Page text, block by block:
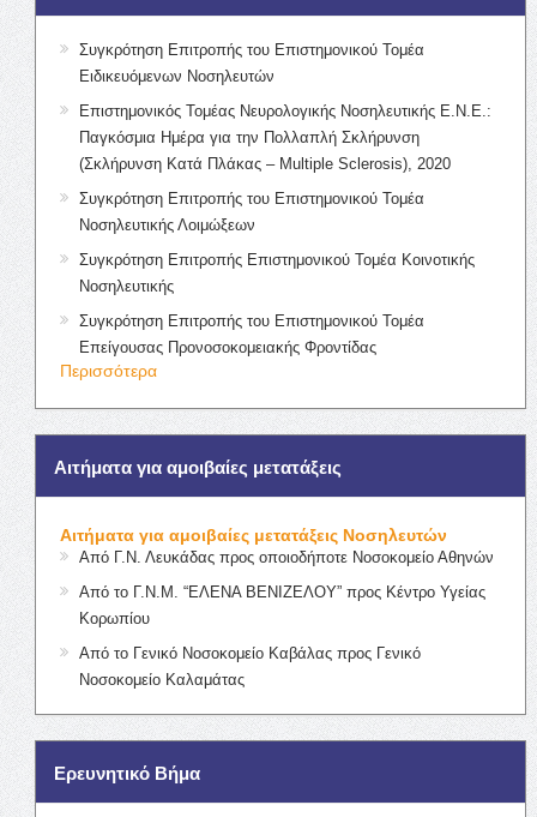
Συγκρότηση Επιτροπής του Επιστημονικού Τομέα
Ειδικευόμενων Νοσηλευτών
Επιστημονικός Τομέας Νευρολογικής Νοσηλευτικής Ε.Ν.Ε.:
Παγκόσμια Ημέρα για την Πολλαπλή Σκλήρυνση
(Σκλήρυνση Κατά Πλάκας – Multiple Sclerosis), 2020
Συγκρότηση Επιτροπής του Επιστημονικού Τομέα
Νοσηλευτικής Λοιμώξεων
Συγκρότηση Επιτροπής Επιστημονικού Τομέα Κοινοτικής
Νοσηλευτικής
Συγκρότηση Επιτροπής του Επιστημονικού Τομέα
Επείγουσας Προνοσοκομειακής Φροντίδας
Περισσότερα
Αιτήματα για αμοιβαίες μετατάξεις
Αιτήματα για αμοιβαίες μετατάξεις Νοσηλευτών
Από Γ.Ν. Λευκάδας προς οποιοδήποτε Νοσοκομείο Αθηνών
Από το Γ.Ν.Μ. “ΕΛΕΝΑ ΒΕΝΙΖΕΛΟΥ” προς Κέντρο Υγείας
Κορωπίου
Από το Γενικό Νοσοκομείο Καβάλας προς Γενικό
Νοσοκομείο Καλαμάτας
Ερευνητικό Βήμα